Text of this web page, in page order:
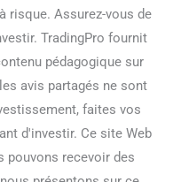
risque. Assurez-vous de
TradingPro fournit
pédagogique sur
avis partagés ne sont
faites vos
d'investir. Ce site Web
pouvons recevoir des